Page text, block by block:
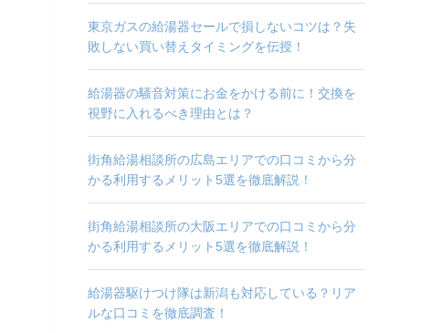
東京ガスの給湯器セールで損しないコツは？失
敗しない買い替えタイミングを伝授！
給湯器の騒音対策にお金をかける前に！交換を
視野に入れるべき理由とは？
街角給湯相談所の広島エリアでの口コミから分
かる利用するメリット5選を徹底解説！
街角給湯相談所の大阪エリアでの口コミから分
かる利用するメリット5選を徹底解説！
給湯器駆けつけ隊は新潟も対応している？リア
ルな口コミを徹底調査！